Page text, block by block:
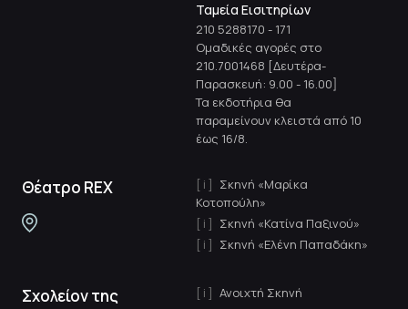
Ταμεία Εισιτηρίων
210 5288170 - 171
Ομαδικές αγορές στο
210.7001468 [Δευτέρα-
Παρασκευή: 9.00 - 16.00]
Τα εκδοτήρια θα
παραμείνουν κλειστά από 10
έως 16/8.
Θέατρο REX
Σκηνή «Μαρίκα
Κοτοπούλη»
Σκηνή «Κατίνα Παξινού»
Σκηνή «Ελένη Παπαδάκη»
Σχολείον της
Ανοιχτή Σκηνή